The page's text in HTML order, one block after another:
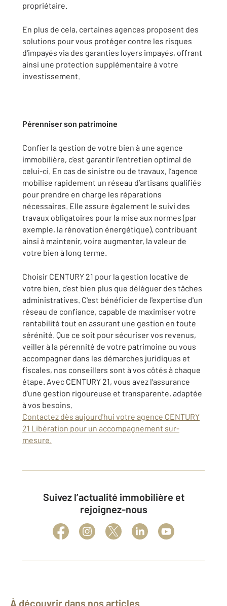
propriétaire.
En plus de cela, certaines agences proposent des
solutions pour vous protéger contre les risques
d'impayés via des garanties loyers impayés, offrant
ainsi une protection supplémentaire à votre
investissement.
Pérenniser son patrimoine
Confier la gestion de votre bien à une agence
immobilière, c’est garantir l'entretien optimal de
celui-ci. En cas de sinistre ou de travaux, l’agence
mobilise rapidement un réseau d’artisans qualifiés
pour prendre en charge les réparations
nécessaires. Elle assure également le suivi des
travaux obligatoires pour la mise aux normes (par
exemple, la rénovation énergétique), contribuant
ainsi à maintenir, voire augmenter, la valeur de
votre bien à long terme.
Choisir CENTURY 21 pour la gestion locative de
votre bien, c'est bien plus que déléguer des tâches
administratives. C'est bénéficier de l'expertise d'un
réseau de confiance, capable de maximiser votre
rentabilité tout en assurant une gestion en toute
sérénité. Que ce soit pour sécuriser vos revenus,
veiller à la pérennité de votre patrimoine ou vous
accompagner dans les démarches juridiques et
fiscales, nos conseillers sont à vos côtés à chaque
étape. Avec CENTURY 21, vous avez l’assurance
d’une gestion rigoureuse et transparente, adaptée
à vos besoins.
Contactez dès aujourd'hui votre agence CENTURY
21 Libération pour un accompagnement sur-
mesure.
Suivez l’actualité immobilière et
rejoignez-nous
À découvrir dans nos articles